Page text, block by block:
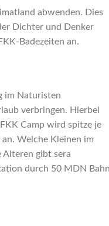
abwenden. Dies
Dichter und Denker
Badezeiten an.
im Naturisten
verbringen. Hierbei
Camp wird spitze je
Welche Kleinen im
Alteren gibt sera
durch 50 MDN